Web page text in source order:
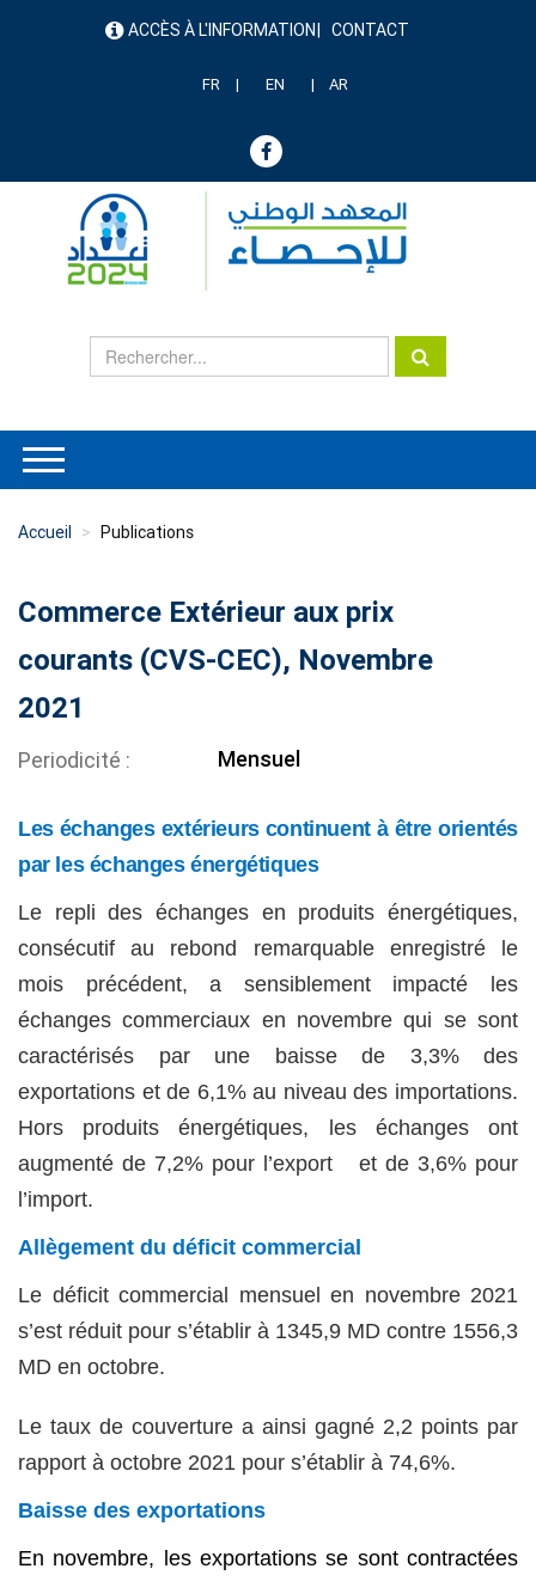
menu ACCÈS À L'INFORMATION CONTACT
FR EN AR
Accueil Publications
Commerce Extérieur aux prix
courants (CVS-CEC), Novembre
2021
Periodicité Mensuel
Les échanges extérieurs continuent à être orientés
par les échanges énergétiques
Le repli des échanges en produits énergétiques,
consécutif au rebond remarquable enregistré le
mois précédent, a sensiblement impacté les
échanges commerciaux en novembre qui se sont
caractérisés par une baisse de 3,3% des
exportations et de 6,1% au niveau des importations.
Hors produits énergétiques, les échanges ont
augmenté de 7,2% pour l’export et de 3,6% pour
l’import.
Allègement du déficit commercial
Le déficit commercial mensuel en novembre 2021
s’est réduit pour s’établir à 1345,9 MD contre 1556,3
MD en octobre.
Le taux de couverture a ainsi gagné 2,2 points par
rapport à octobre 2021 pour s’établir à 74,6%.
Baisse des exportations
En novembre, les exportations se sont contractées